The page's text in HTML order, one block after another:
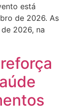
está
de 2026. As
2026, na